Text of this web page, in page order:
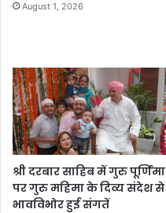
August 1, 2026
श्री दरबार साहिब में गुरु पूर्णिमा
पर गुरु महिमा के दिव्य संदेश से
भावविभोर हुई संगतें